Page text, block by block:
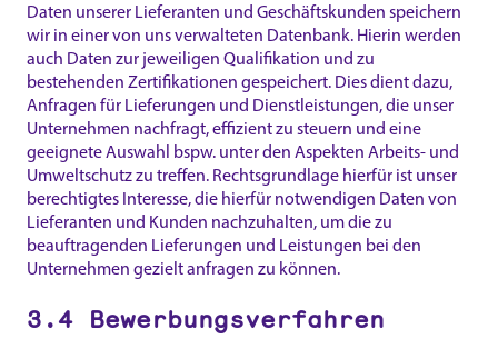
Daten unserer Lieferanten und Geschäftskunden speichern
wir in einer von uns verwalteten Datenbank. Hierin werden
auch Daten zur jeweiligen Qualifikation und zu
bestehenden Zertifikationen gespeichert. Dies dient dazu,
Anfragen für Lieferungen und Dienstleistungen, die unser
Unternehmen nachfragt, effizient zu steuern und eine
geeignete Auswahl bspw. unter den Aspekten Arbeits- und
Umweltschutz zu treffen. Rechtsgrundlage hierfür ist unser
berechtigtes Interesse, die hierfür notwendigen Daten von
Lieferanten und Kunden nachzuhalten, um die zu
beauftragenden Lieferungen und Leistungen bei den
Unternehmen gezielt anfragen zu können.
3.4 Bewerbungsverfahren